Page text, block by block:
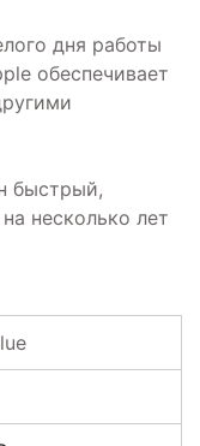
дня работы
обеспечивает
быстрый,
несколько лет